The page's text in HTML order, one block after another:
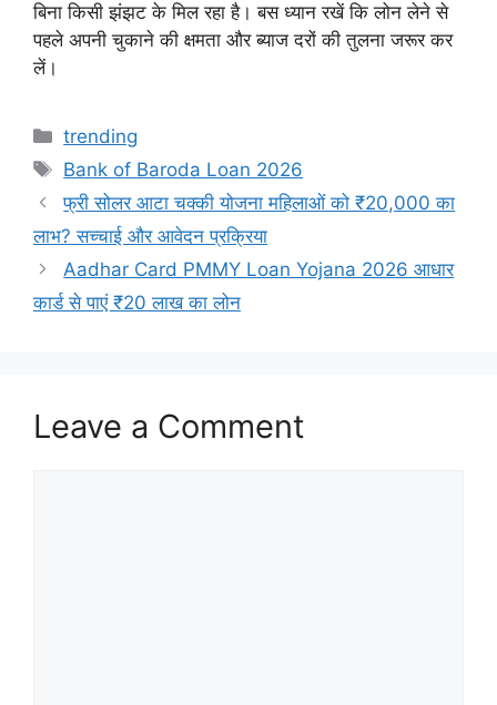
बिना किसी झंझट के मिल रहा है। बस ध्यान रखें कि लोन लेने से
पहले अपनी चुकाने की क्षमता और ब्याज दरों की तुलना जरूर कर
लें।
Categories
trending
Tags
Bank of Baroda Loan 2026
फ्री सोलर आटा चक्की योजना महिलाओं को ₹20,000 का
लाभ? सच्चाई और आवेदन प्रक्रिया
Aadhar Card PMMY Loan Yojana 2026 आधार
कार्ड से पाएं ₹20 लाख का लोन
Leave a Comment